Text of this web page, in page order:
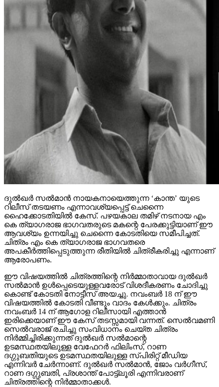
ദുല്‍ഖര്‍ സല്‍മാന്‍ നായകനായെത്തുന്ന ‘കാന്ത’ യുടെ
റിലീസ് തടയണം എന്നാവശ്യപ്പെട്ട് ചെന്നൈ
ഹൈക്കോടതിയില്‍ കേസ്. പഴയകാല തമിഴ് നടനായ എം
കെ ത്യാഗരാജ ഭാഗവതരുടെ മകന്റെ പേരക്കുട്ടിയാണ് ഈ
ആവശ്യം ഉന്നയിച്ചു ചെന്നൈ കോടതിയെ സമീപിച്ചത്.
ചിത്രം എം കെ ത്യാഗരാജ ഭാഗവതരെ
അപകീര്‍ത്തിപ്പെടുത്തുന്ന രീതിയില്‍ ചിത്രീകരിച്ചു എന്നാണ്
ആരോപണം.
ഈ വിഷയത്തില്‍ ചിത്രത്തിന്റെ നിര്‍മ്മാതാവായ ദുല്‍ഖര്‍
സല്‍മാന്‍ ഉള്‍പ്പെടെയുള്ളവരോട് വിശദീകരണം ചോദിച്ചു
കൊണ്ട് കോടതി നോട്ടീസ് അയച്ചു. നവംബര്‍ 18 ന് ഈ
വിഷയത്തില്‍ കോടതി വീണ്ടും വാദം കേള്‍ക്കും. ചിത്രം
നവംബര്‍ 14 ന് ആഗോള റിലീസായി എത്താന്‍
ഇരിക്കെയാണ് ഈ കേസ് തടസ്സമായി വന്നത്. സെല്‍വമണി
സെല്‍വരാജ് രചിച്ചു സംവിധാനം ചെയ്ത ചിത്രം
നിര്‍മ്മിച്ചിരിക്കുന്നത് ദുല്‍ഖര്‍ സല്‍മാന്റെ
ഉടമസ്ഥതയിലുള്ള വേഫേറര്‍ ഫിലിംസ്, റാണ
ദഗ്ഗുബതിയുടെ ഉടമസ്ഥതയിലുള്ള സ്പിരിറ്റ് മീഡിയ
എന്നിവര്‍ ചേര്‍ന്നാണ്. ദുല്‍ഖര്‍ സല്‍മാന്‍, ജോം വര്‍ഗീസ്,
റാണ ദഗ്ഗുബതി, പ്രശാന്ത് പോട്ട്‌ലൂരി എന്നിവരാണ്
ചിത്രത്തിന്റെ നിര്‍മ്മാതാക്കള്‍.